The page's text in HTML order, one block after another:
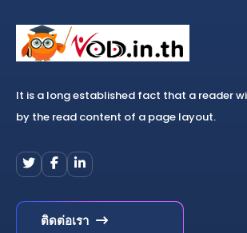
It is a long established fact that a reader
by the read content of a page layout.
ติดต่อเรา